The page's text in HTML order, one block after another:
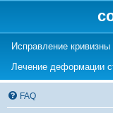
Исправление кривизны
Лечение деформации
FAQ